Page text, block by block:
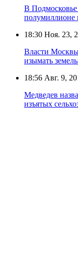
В Подмосковье
полумиллионе
18:30 Ноя. 23,
Власти
изымать
18:56 Авг. 9,
Медведев
изъятых